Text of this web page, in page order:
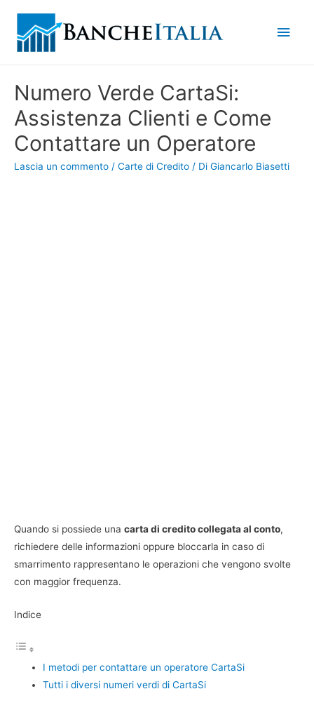
Numero Verde CartaSi:
Assistenza Clienti e Come
Contattare un Operatore
Lascia un commento / Carte di Credito / Di Giancarlo Biasetti
Quando si possiede una carta di credito collegata al conto,
richiedere delle informazioni oppure bloccarla in caso di
smarrimento rappresentano le operazioni che vengono svolte
con maggior frequenza.
Indice
I metodi per contattare un operatore CartaSi
Tutti i diversi numeri verdi di CartaSi